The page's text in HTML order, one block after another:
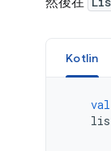
Kotlin
val